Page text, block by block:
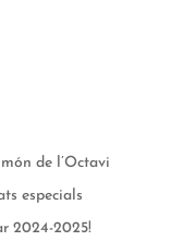
de l’Octavi
especials
2024-2025!